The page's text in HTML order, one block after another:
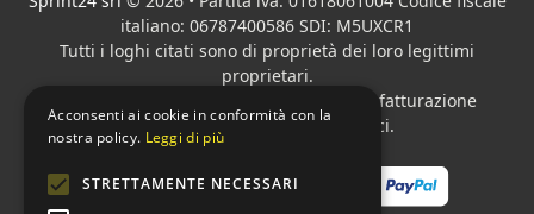
italiano: 06787400586 SDI: M5UXCR1
Tutti i loghi citati sono di proprietà dei loro legittimi
proprietari.
adibita alla fatturazione
elettronica per gli Enti pubblici.
Acconsenti ai cookie in conformità con la
nostra policy. Leggi di più
STRETTAMENTE NECESSARI